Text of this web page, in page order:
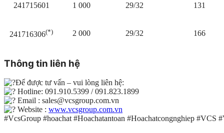
241715601 1 000 29/32 131
241716306(*) 2 000 29/32 166
Thông tin liên hệ
Để được tư vấn – vui lòng liên hệ:
Hotline: 091.910.5399 / 091.823.1899
Email : sales@vcsgroup.com.vn
Website : www.vcsgroup.com.vn
#VcsGroup #hoachat #Hoachatantoan #Hoachatcongnghiep #VCS